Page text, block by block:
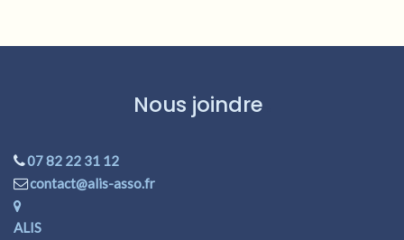
Nous joindre
07 82 22 31 12
contact@alis-asso.fr
ALIS